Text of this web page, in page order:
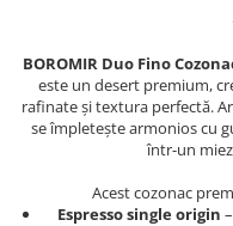
BOROMIR Duo Fino
este un desert premium,
rafinate și textura perfectă.
se împletește armonios cu
într-un
Acest cozonac
Espresso single origin